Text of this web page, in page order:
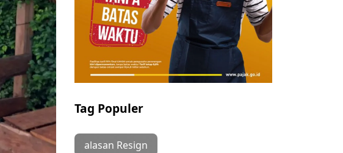
Tag Populer
alasan Resign